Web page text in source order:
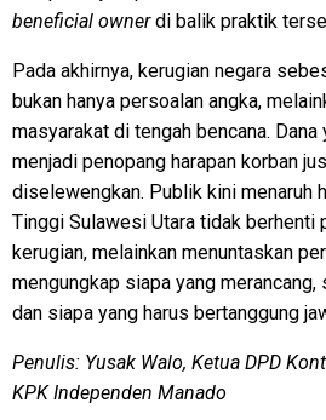
beneficial ownerdi balik praktik
Pada akhirnya, kerugian negara
bukan hanya persoalan angka,
masyarakat di tengah bencana. Dana
menjadi penopang harapan korban
diselewengkan. Publik kini menaruh
Tinggi Sulawesi Utara tidak berhenti
kerugian, melainkan menuntaskan
mengungkap siapa yang merancang,
dan siapa yang harus bertanggung
Penulis: Yusak Walo, Ketua DPD
KPK Independen Manado